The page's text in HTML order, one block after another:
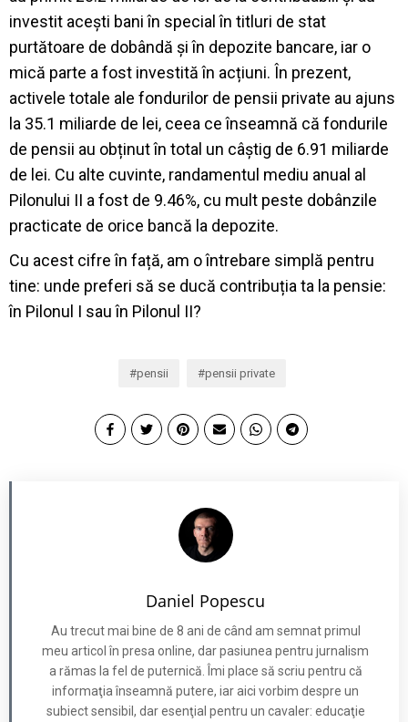
investit acești bani în special în titluri de stat
purtătoare de dobândă și în depozite bancare, iar o
mică parte a fost investită în acțiuni. În prezent,
activele totale ale fondurilor de pensii private au ajuns
la 35.1 miliarde de lei, ceea ce înseamnă că fondurile
de pensii au obținut în total un câștig de 6.91 miliarde
de lei. Cu alte cuvinte, randamentul mediu anual al
Pilonului II a fost de 9.46%, cu mult peste dobânzile
practicate de orice bancă la depozite.
Cu acest cifre în față, am o întrebare simplă pentru
tine: unde preferi să se ducă contribuția ta la pensie:
în Pilonul I sau în Pilonul II?
pensii pensii private
Daniel Popescu
Au trecut mai bine de 8 ani de când am semnat primul
meu articol în presa online, dar pasiunea pentru jurnalism
a rămas la fel de puternică. Îmi place să scriu pentru că
informaţia înseamnă putere, iar aici vorbim despre un
subiect sensibil, dar esenţial pentru un cavaler: educaţie